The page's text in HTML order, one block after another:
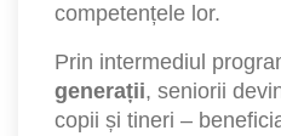
competențele lor.
Prin intermediul
generații, seniorii
copii și tineri –